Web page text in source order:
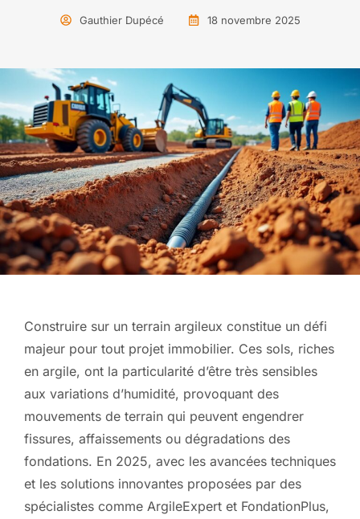
Gauthier Dupécé 18 novembre 2025
Construire sur un terrain argileux constitue un défi
majeur pour tout projet immobilier. Ces sols, riches
en argile, ont la particularité d’être très sensibles
aux variations d’humidité, provoquant des
mouvements de terrain qui peuvent engendrer
fissures, affaissements ou dégradations des
fondations. En 2025, avec les avancées techniques
et les solutions innovantes proposées par des
spécialistes comme ArgileExpert et FondationPlus,